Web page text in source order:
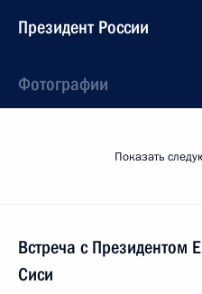
Президент России
Фотографии
Показать
Встреча с Президентом
Сиси